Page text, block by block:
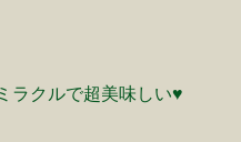
ラクルで超美味しい♥️